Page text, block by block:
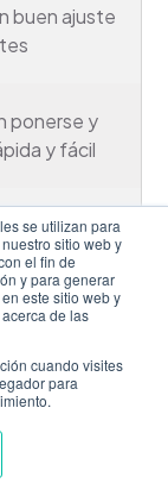
se utilizan para
sitio web y
el fin de
y para generar
este sitio web y
de las
cuando visites
para
buen ajuste
ponerse y
y fácil